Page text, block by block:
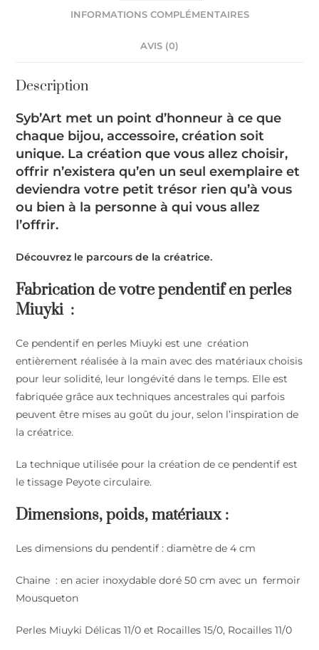
INFORMATIONS COMPLÉMENTAIRES
AVIS (0)
Description
Syb’Art met un point d’honneur à ce que
chaque bijou, accessoire, création soit
unique. La création que vous allez choisir,
offrir n’existera qu’en un seul exemplaire et
deviendra votre petit trésor rien qu’à vous
ou bien à la personne à qui vous allez
l’offrir.
Découvrez le parcours de la créatrice.
Fabrication de votre pendentif en perles
Miuyki :
Ce pendentif en perles Miuyki est une création
entièrement réalisée à la main avec des matériaux choisis
pour leur solidité, leur longévité dans le temps. Elle est
fabriquée grâce aux techniques ancestrales qui parfois
peuvent être mises au goût du jour, selon l’inspiration de
la créatrice.
La technique utilisée pour la création de ce pendentif est
le tissage Peyote circulaire.
Dimensions, poids, matériaux :
Les dimensions du pendentif : diamètre de 4 cm
Chaine : en acier inoxydable doré 50 cm avec un fermoir
Mousqueton
Perles Miuyki Délicas 11/0 et Rocailles 15/0, Rocailles 11/0